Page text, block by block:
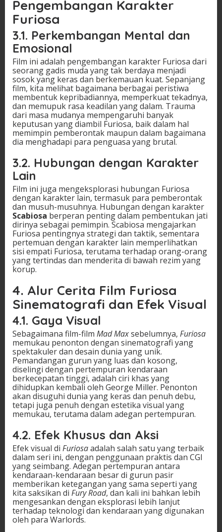
Pengembangan Karakter
Furiosa
3.1. Perkembangan Mental dan
Emosional
Film ini adalah pengembangan karakter Furiosa dari
seorang gadis muda yang tak berdaya menjadi
sosok yang keras dan berkemauan kuat. Sepanjang
film, kita melihat bagaimana berbagai peristiwa
membentuk kepribadiannya, memperkuat tekadnya,
dan memupuk rasa keadilan yang dalam. Trauma
dari masa mudanya mempengaruhi banyak
keputusan yang diambil Furiosa, baik dalam hal
memimpin pemberontak maupun dalam bagaimana
dia menghadapi para penguasa yang brutal.
3.2. Hubungan dengan Karakter
Lain
Film ini juga mengeksplorasi hubungan Furiosa
dengan karakter lain, termasuk para pemberontak
dan musuh-musuhnya. Hubungan dengan karakter
Scabiosa berperan penting dalam pembentukan jati
dirinya sebagai pemimpin. Scabiosa mengajarkan
Furiosa pentingnya strategi dan taktik, sementara
pertemuan dengan karakter lain memperlihatkan
sisi empati Furiosa, terutama terhadap orang-orang
yang tertindas dan menderita di bawah rezim yang
korup.
4. Alur Cerita Film Furiosa
Sinematografi dan Efek Visual
4.1. Gaya Visual
Sebagaimana film-film Mad Maxsebelumnya, Furiosa
memukau penonton dengan sinematografi yang
spektakuler dan desain dunia yang unik.
Pemandangan gurun yang luas dan kosong,
diselingi dengan pertempuran kendaraan
berkecepatan tinggi, adalah ciri khas yang
dihidupkan kembali oleh George Miller. Penonton
akan disuguhi dunia yang keras dan penuh debu,
tetapi juga penuh dengan estetika visual yang
memukau, terutama dalam adegan pertempuran.
4.2. Efek Khusus dan Aksi
Efek visual di Furiosaadalah salah satu yang terbaik
dalam seri ini, dengan penggunaan praktis dan CGI
yang seimbang. Adegan pertempuran antara
kendaraan-kendaraan besar di gurun pasir
memberikan ketegangan yang sama seperti yang
kita saksikan di Fury Road, dan kali ini bahkan lebih
mengesankan dengan eksplorasi lebih lanjut
terhadap teknologi dan kendaraan yang digunakan
oleh para Warlords.